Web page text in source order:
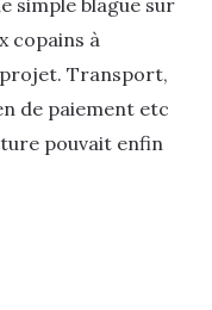
simple blague sur
copains à
Transport,
de paiement etc
pouvait enfin